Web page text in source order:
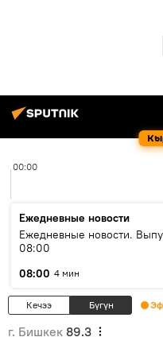
00:00
Ежедневные новости
Ежедневные новости.
08:00
08:00 4 мин
Кечээ Бүгүн
г. Бишкек 89.3